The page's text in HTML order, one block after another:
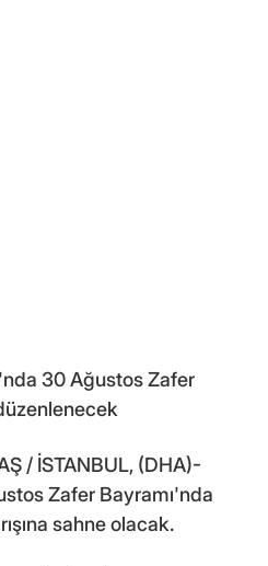
'nda 30 Ağustos Zafer
/ İSTANBUL, (DHA)-
Zafer Bayramı'nda
sahne olacak.